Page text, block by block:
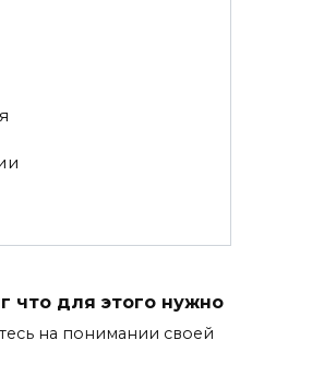
что для этого нужно
на понимании своей